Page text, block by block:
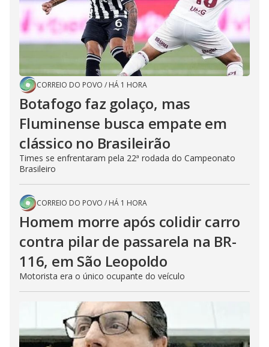
CORREIO DO POVO / HÁ 1 HORA
Botafogo faz golaço, mas
Fluminense busca empate em
clássico no Brasileirão
Times se enfrentaram pela 22ª rodada do Campeonato
Brasileiro
CORREIO DO POVO / HÁ 1 HORA
Homem morre após colidir carro
contra pilar de passarela na BR-
116, em São Leopoldo
Motorista era o único ocupante do veículo